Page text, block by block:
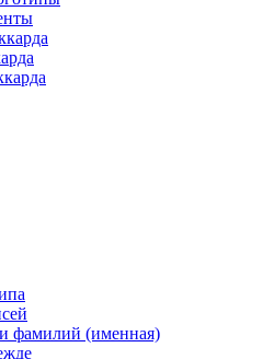
фамилий (именная)